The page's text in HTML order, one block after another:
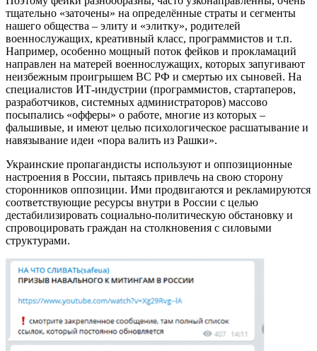
тщательно «заточены» на определённые страты и сегменты
нашего общества – элиту и «элитку», родителей
военнослужащих, креативный класс, программистов и т.п.
Например, особенно мощный поток фейков и прокламаций
направлен на матерей военнослужащих, которых запугивают
неизбежным проигрышем ВС РФ и смертью их сыновей. На
специалистов ИТ-индустрии (программистов, стартаперов,
разработчиков, системных администраторов) массово
посыпались «офферы» о работе, многие из которых –
фальшивые, и имеют целью психологическое расшатывание и
навязывание идеи «пора валить из Рашки».
Украинские пропагандисты используют и оппозиционные
настроения в России, пытаясь привлечь на свою сторону
сторонников оппозиции. Ими продвигаются и рекламируются
соответствующие ресурсы внутри в России с целью
дестабилизировать социально-политическую обстановку и
спровоцировать граждан на столкновения с силовыми
структурами.